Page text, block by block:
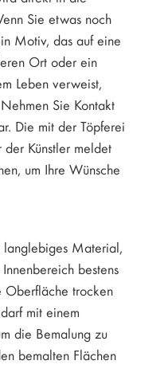
Sie etwas noch
Motiv, das auf eine
Ort oder ein
Leben verweist,
Sie Kontakt
Die mit der Töpferei
Künstler meldet
um Ihre Wünsche
langlebiges Material,
bestens
Oberfläche trocken
mit einem
die Bemalung zu
bemalten Flächen